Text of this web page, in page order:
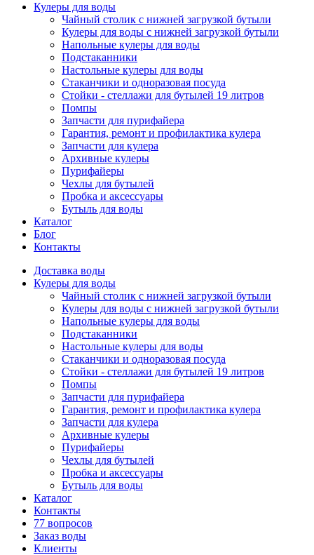
Кулеры для воды
Чайный столик с нижней загрузкой бутыли
Кулеры для воды с нижней загрузкой бутыли
Напольные кулеры для воды
Подстаканники
Настольные кулеры для воды
Стаканчики и одноразовая посуда
Стойки - стеллажи для бутылей 19 литров
Помпы
Запчасти для пурифайера
Гарантия, ремонт и профилактика кулера
Запчасти для кулера
Архивные кулеры
Пурифайеры
Чехлы для бутылей
Пробка и аксессуары
Бутыль для воды
Каталог
Блог
Контакты
Доставка воды
Кулеры для воды
Чайный столик с нижней загрузкой бутыли
Кулеры для воды с нижней загрузкой бутыли
Напольные кулеры для воды
Подстаканники
Настольные кулеры для воды
Стаканчики и одноразовая посуда
Стойки - стеллажи для бутылей 19 литров
Помпы
Запчасти для пурифайера
Гарантия, ремонт и профилактика кулера
Запчасти для кулера
Архивные кулеры
Пурифайеры
Чехлы для бутылей
Пробка и аксессуары
Бутыль для воды
Каталог
Контакты
77 вопросов
Заказ воды
Клиенты